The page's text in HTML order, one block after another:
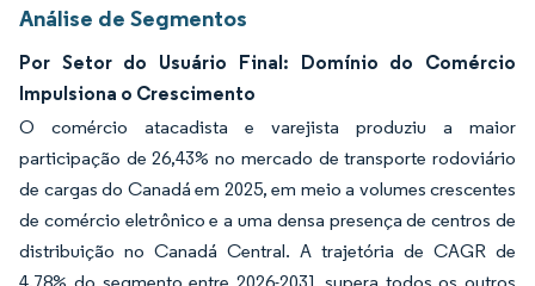
Análise de Segmentos
Por Setor do Usuário Final: Domínio do Comércio
Impulsiona o Crescimento
O comércio atacadista e varejista produziu a maior
participação de 26,43% no mercado de transporte rodoviário
de cargas do Canadá em 2025, em meio a volumes crescentes
de comércio eletrônico e a uma densa presença de centros de
distribuição no Canadá Central. A trajetória de CAGR de